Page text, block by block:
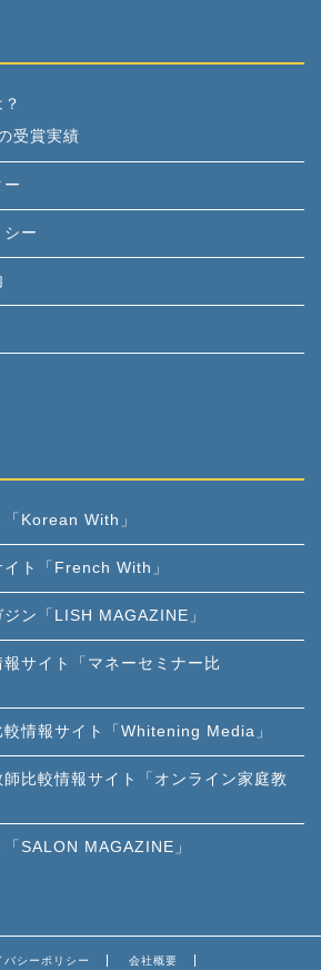
受賞実績
ー
Korean With」
ト「French With」
ン「LISH MAGAZINE」
サイト「マネーセミナー比
情報サイト「Whitening Media」
比較情報サイト「オンライン家庭教
SALON MAGAZINE」
バシーポリシー 会社概要